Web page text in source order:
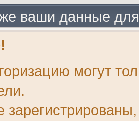
ваши данные
могут